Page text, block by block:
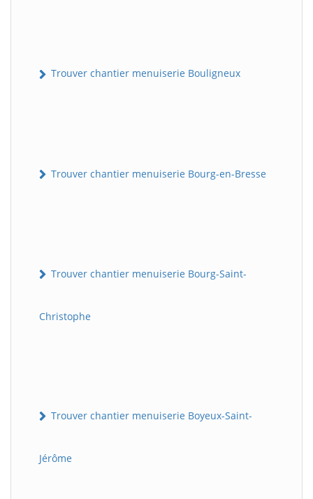
Trouver chantier menuiserie Bouligneux
Trouver chantier menuiserie Bourg-en-Bresse
Trouver chantier menuiserie Bourg-Saint-
Christophe
Trouver chantier menuiserie Boyeux-Saint-
Jérôme